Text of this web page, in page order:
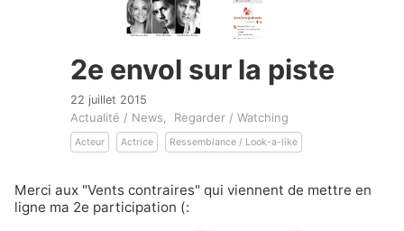
2e envol sur la piste
22 juillet 2015
Actualité / News Regarder / Watching
Acteur Actrice Ressemblance / Look-a-like
Merci aux "Vents contraires" qui viennent de mettre en
ligne ma 2e participation (: